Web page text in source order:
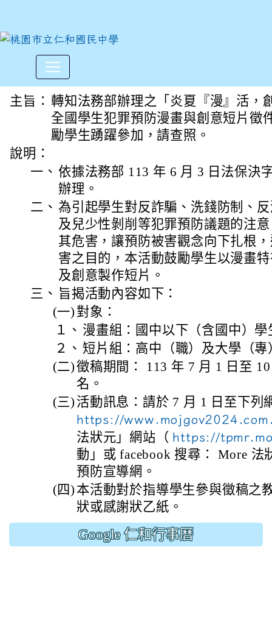
法務部辦理之「炎夏『漫』
主旨： 轉知法務部辦理之「炎夏『漫』活，
全國學生犯罪預防漫畫與創意短片徵
勵學生踴躍參加，請查照。
說明：
一、 依據法務部 113 年 6 月 3 日法保決
辦理。
二、 為引起學生對反詐騙、洗錢防制、
及兒少性剝削等犯罪預防議題的注
其危害，讓預防被害觀念向下扎根
害之目的，本活動鼓勵學生以漫畫
及創意製作短片。
三、 旨揭活動內容如下：
(一) 對象：
１、 漫畫組：國中以下（含國中）學
２、 短片組：高中（職）及大學（
(二)徵稿期間： 113 年 7 月 1 日至
名。
(三) 活動訊息：請於 7 月 1 日至下列
https://
法狀元」網站（ https://
動」或 facebook 搜尋： More 法
預防宣導網。
(四) 本活動對於指導學生參與徵稿之
狀或感謝狀乙紙。
Google 仁和行事曆